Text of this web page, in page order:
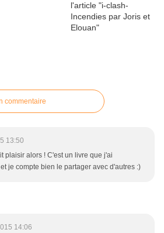
commentaire
13:50
plaisir alors ! C'est un livre que j'ai
je compte bien le partager avec d'autres :)
14:06